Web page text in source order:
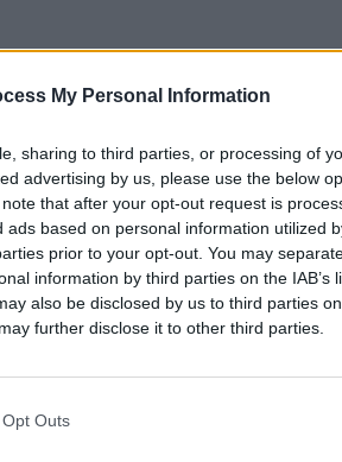
My Personal Information
sharing to third parties, or processing of
advertising by us, please use the below
that after your opt-out request is
based on personal information utilized
prior to your opt-out. You may
information by third parties on the IAB’s
also be disclosed by us to third parties
further disclose it to other third parties.
Outs